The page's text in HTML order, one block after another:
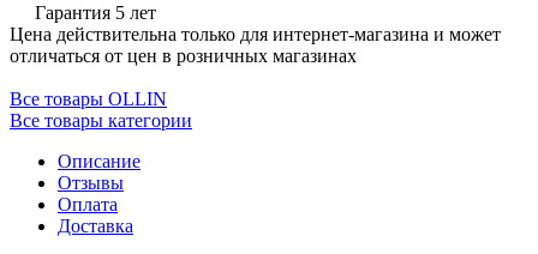
Гарантия 5 лет
Цена действительна только для интернет-магазина и может
отличаться от цен в розничных магазинах
Все товары OLLIN
Все товары категории
Описание
Отзывы
Оплата
Доставка